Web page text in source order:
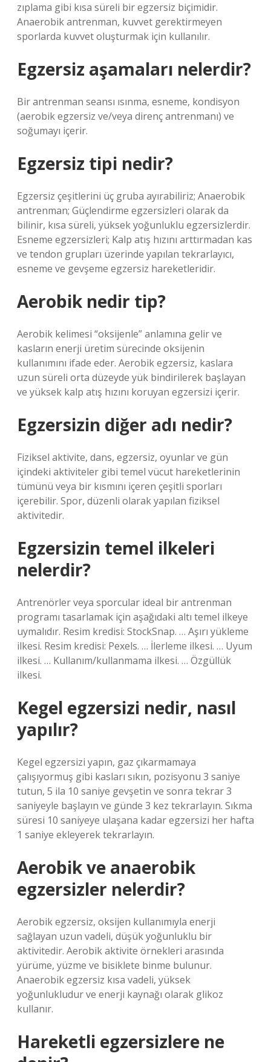
zıplama gibi kısa süreli bir egzersiz biçimidir.
Anaerobik antrenman, kuvvet gerektirmeyen
sporlarda kuvvet oluşturmak için kullanılır.
Egzersiz aşamaları nelerdir?
Bir antrenman seansı ısınma, esneme, kondisyon
(aerobik egzersiz ve/veya direnç antrenmanı) ve
soğumayı içerir.
Egzersiz tipi nedir?
Egzersiz çeşitlerini üç gruba ayırabiliriz; Anaerobik
antrenman; Güçlendirme egzersizleri olarak da
bilinir, kısa süreli, yüksek yoğunluklu egzersizlerdir.
Esneme egzersizleri; Kalp atış hızını arttırmadan kas
ve tendon grupları üzerinde yapılan tekrarlayıcı,
esneme ve gevşeme egzersiz hareketleridir.
Aerobik nedir tip?
Aerobik kelimesi “oksijenle” anlamına gelir ve
kasların enerji üretim sürecinde oksijenin
kullanımını ifade eder. Aerobik egzersiz, kaslara
uzun süreli orta düzeyde yük bindirilerek başlayan
ve yüksek kalp atış hızını koruyan egzersizi içerir.
Egzersizin diğer adı nedir?
Fiziksel aktivite, dans, egzersiz, oyunlar ve gün
içindeki aktiviteler gibi temel vücut hareketlerinin
tümünü veya bir kısmını içeren çeşitli sporları
içerebilir. Spor, düzenli olarak yapılan fiziksel
aktivitedir.
Egzersizin temel ilkeleri
nelerdir?
Antrenörler veya sporcular ideal bir antrenman
programı tasarlamak için aşağıdaki altı temel ilkeye
uymalıdır. Resim kredisi: StockSnap. … Aşırı yükleme
ilkesi. Resim kredisi: Pexels. … İlerleme ilkesi. … Uyum
ilkesi. … Kullanım/kullanmama ilkesi. … Özgüllük
ilkesi.
Kegel egzersizi nedir, nasıl
yapılır?
Kegel egzersizi yapın, gaz çıkarmamaya
çalışıyormuş gibi kasları sıkın, pozisyonu 3 saniye
tutun, 5 ila 10 saniye gevşetin ve sonra tekrar 3
saniyeyle başlayın ve günde 3 kez tekrarlayın. Sıkma
süresi 10 saniyeye ulaşana kadar egzersizi her hafta
1 saniye ekleyerek tekrarlayın.
Aerobik ve anaerobik
egzersizler nelerdir?
Aerobik egzersiz, oksijen kullanımıyla enerji
sağlayan uzun vadeli, düşük yoğunluklu bir
aktivitedir. Aerobik aktivite örnekleri arasında
yürüme, yüzme ve bisiklete binme bulunur.
Anaerobik egzersiz kısa vadeli, yüksek
yoğunlukludur ve enerji kaynağı olarak glikoz
kullanır.
Hareketli egzersizlere ne